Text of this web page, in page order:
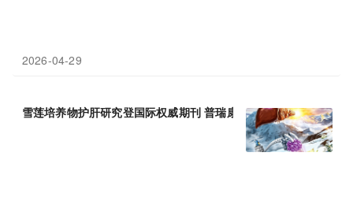
2026-04-29
雪莲培养物护肝研究登国际权威期刊 普瑞康 生物合成生物学开辟